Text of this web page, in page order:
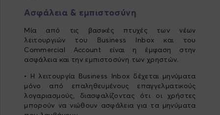
Ασφάλεια & εμπιστοσύνη
Μία από τις βασικές πτυχές των νέων
λειτουργιών του Business Inbox και του
Commercial Account είναι η έμφαση στην
ασφάλεια και την εμπιστοσύνη των χρηστών.
• Η λειτουργία Business Inbox δέχεται μηνύματα
μόνο από επαληθευμένους επαγγελματικούς
λογαριασμούς, διασφαλίζοντας ότι οι χρήστες
μπορούν να νιώθουν ασφάλεια για τα μηνύματα